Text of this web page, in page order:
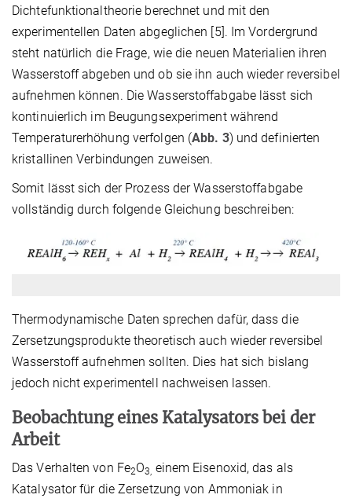
Dichtefunktionaltheorie berechnet und mit den
experimentellen Daten abgeglichen [5]. Im Vordergrund
steht natürlich die Frage, wie die neuen Materialien ihren
Wasserstoff abgeben und ob sie ihn auch wieder reversibel
aufnehmen können. Die Wasserstoffabgabe lässt sich
kontinuierlich im Beugungsexperiment während
Temperaturerhöhung verfolgen (Abb. 3) und definierten
kristallinen Verbindungen zuweisen.
Somit lässt sich der Prozess der Wasserstoffabgabe
vollständig durch folgende Gleichung beschreiben:
Thermodynamische Daten sprechen dafür, dass die
Zersetzungsprodukte theoretisch auch wieder reversibel
Wasserstoff aufnehmen sollten. Dies hat sich bislang
jedoch nicht experimentell nachweisen lassen.
Beobachtung eines Katalysators bei der
Arbeit
Das Verhalten von Fe2O3, einem Eisenoxid, das als
Katalysator für die Zersetzung von Ammoniak in